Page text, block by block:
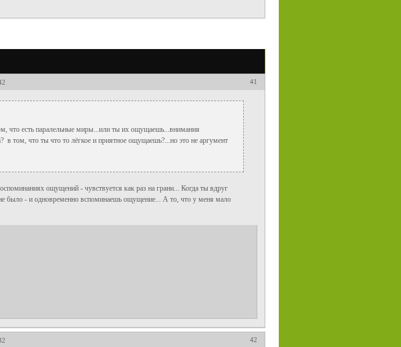
41
что есть паралельные миры...или ты их ощущаешь...внимания
в том, что ты что то лёгкое и приятное ощущаешь?...но это не аргумент
ощущений - чувствуется как раз на грани... Когда ты вдруг
было - и одновременно вспоминаешь ощущение... А то, что у меня мало
42